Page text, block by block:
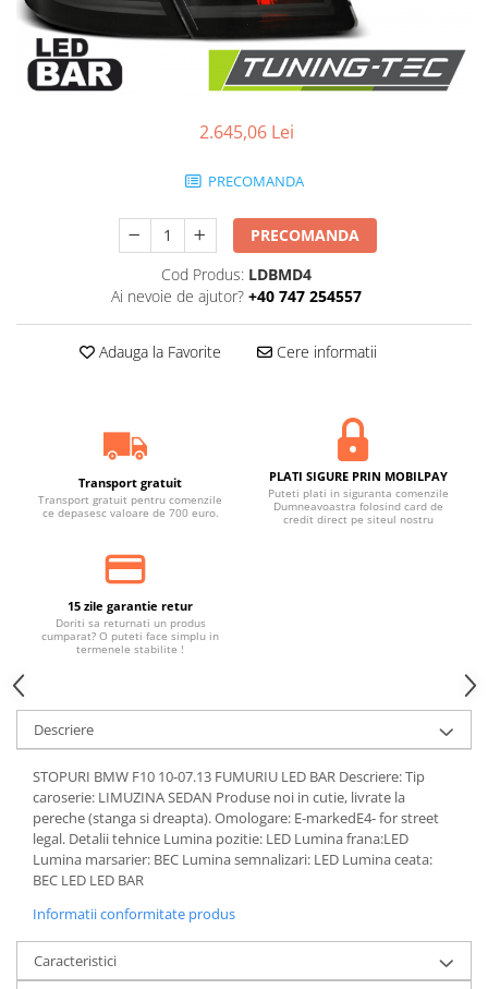
2.645,06 Lei
PRECOMANDA
PRECOMANDA
Cod Produs: LDBMD4
Ai nevoie de ajutor? +40 747 254557
Adauga la Favorite Cere informatii
Transport gratuit
Transport gratuit pentru comenzile
ce depasesc valoare de 700 euro.
PLATI SIGURE PRIN MOBILPAY
Puteti plati in siguranta comenzile
Dumneavoastra folosind card de
credit direct pe siteul nostru
15 zile garantie retur
Doriti sa returnati un produs
cumparat? O puteti face simplu in
termenele stabilite !
Descriere
STOPURI BMW F10 10-07.13 FUMURIU LED BAR Descriere: Tip
caroserie: LIMUZINA SEDAN Produse noi in cutie, livrate la
pereche (stanga si dreapta). Omologare: E-markedE4- for street
legal. Detalii tehnice Lumina pozitie: LED Lumina frana:LED
Lumina marsarier: BEC Lumina semnalizari: LED Lumina ceata:
BEC LED LED BAR
Informatii conformitate produs
Caracteristici